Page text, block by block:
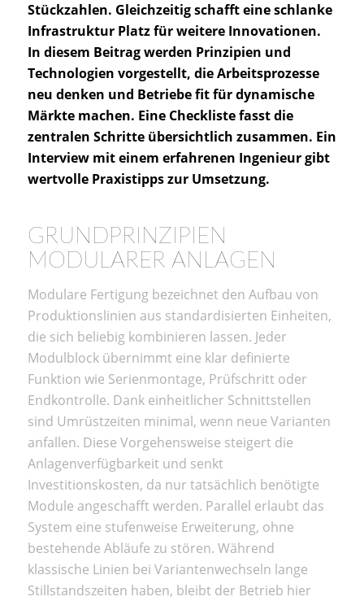
Stückzahlen. Gleichzeitig schafft eine schlanke
Infrastruktur Platz für weitere Innovationen.
In diesem Beitrag werden Prinzipien und
Technologien vorgestellt, die Arbeitsprozesse
neu denken und Betriebe fit für dynamische
Märkte machen. Eine Checkliste fasst die
zentralen Schritte übersichtlich zusammen. Ein
Interview mit einem erfahrenen Ingenieur gibt
wertvolle Praxistipps zur Umsetzung.
GRUNDPRINZIPIEN
MODULARER ANLAGEN
Modulare Fertigung bezeichnet den Aufbau von
Produktionslinien aus standardisierten Einheiten,
die sich beliebig kombinieren lassen. Jeder
Modulblock übernimmt eine klar definierte
Funktion wie Serienmontage, Prüfschritt oder
Endkontrolle. Dank einheitlicher Schnittstellen
sind Umrüstzeiten minimal, wenn neue Varianten
anfallen. Diese Vorgehensweise steigert die
Anlagenverfügbarkeit und senkt
Investitionskosten, da nur tatsächlich benötigte
Module angeschafft werden. Parallel erlaubt das
System eine stufenweise Erweiterung, ohne
bestehende Abläufe zu stören. Während
klassische Linien bei Variantenwechseln lange
Stillstandszeiten haben, bleibt der Betrieb hier